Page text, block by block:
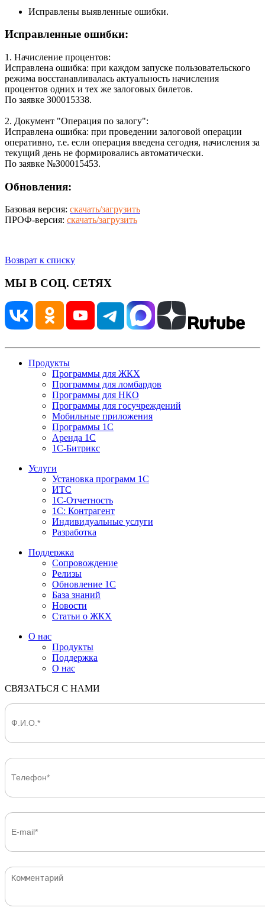
Исправлены выявленные ошибки.
Исправленные ошибки:
1. Начисление процентов:
Исправлена ошибка: при каждом запуске пользовательского
режима восстанавливалась актуальность начисления
процентов одних и тех же залоговых билетов.
По заявке З00015338.
2. Документ "Операция по залогу":
Исправлена ошибка: при проведении залоговой операции
оперативно, т.е. если операция введена сегодня, начисления за
текущий день не формировались автоматически.
По заявке №З00015453.
Обновления:
Базовая версия: скачать/загрузить
ПРОФ-версия: скачать/загрузить
Возврат к списку
МЫ В СОЦ. СЕТЯХ
Продукты
Программы для ЖКХ
Программы для ломбардов
Программы для НКО
Программы для госучреждений
Мобильные приложения
Программы 1С
Аренда 1С
1С-Битрикс
Услуги
Установка программ 1С
ИТС
1С-Отчетность
1С: Контрагент
Индивидуальные услуги
Разработка
Поддержка
Сопровождение
Релизы
Обновление 1С
База знаний
Новости
Статьи о ЖКХ
О нас
Продукты
Поддержка
О нас
СВЯЗАТЬСЯ С НАМИ